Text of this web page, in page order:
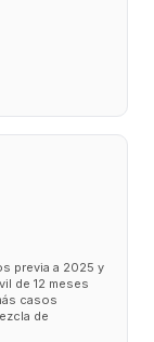
previa a 2025 y
de 12 meses
casos
de